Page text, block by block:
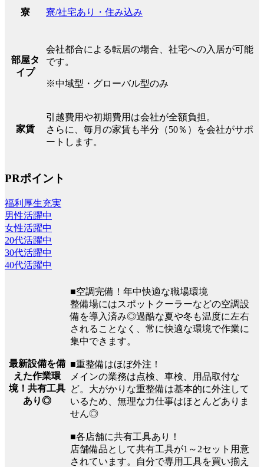
寮 寮/社宅あり・住み込み
部屋タ
イプ
会社都合による転居の場合、社宅への入居が可能
です。
※中域型・グローバル型のみ
家賃
引越費用や初期費用は会社が全額負担。
さらに、毎月の家賃も半分（50％）を会社がサポ
ートします。
PRポイント
福利厚生充実
男性活躍中
女性活躍中
20代活躍中
30代活躍中
40代活躍中
最新設備を備
えた作業環
境！共有工具
あり◎
■空調完備！年中快適な職場環境
整備場にはスポットクーラーなどの空調設
備を導入済み◎過酷な夏や冬も温度に左右
されることなく、常に快適な環境で作業に
集中できます。
■重整備はほぼ外注！
メインの業務は点検、車検、用品取付な
ど。大がかりな重整備は基本的に外注して
いるため、無理な力仕事はほとんどありま
せん◎
■各店舗に共有工具あり！
店舗備品として共有工具が1～2セット用意
されています。自分で専用工具を買い揃え